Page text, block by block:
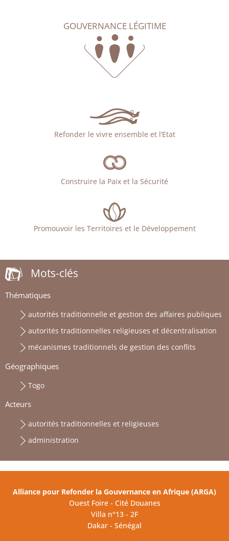
GOUVERNANCE LÉGITIME
Refonder le vivre ensemble et l’Etat
Construire la Paix et la Sécurité
Promouvoir les Territoires et le Développement
Mots-clés
Thématiques
autorités traditionnelle et gestion des affaires publiques
autorités traditionnelles religieuses et décentralisation
mécanismes traditionnels de gestion des conflits
Géographiques
Togo
Acteurs
autorités traditionnelles et religieuses
administration
Alliance pour Refonder la Gouvernance en Afrique (ARGA)
Ouest Foire - Cité Douanes
Villa n°13 - 2F
Dakar - Sénégal